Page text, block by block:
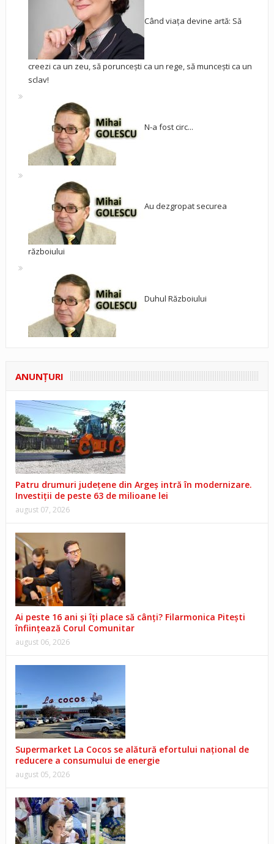
Când viața devine artă: Să
creezi ca un zeu, să poruncești ca un rege, să muncești ca un
sclav!
N-a fost circ...
Au dezgropat securea
războiului
Duhul Războiului
ANUNŢURI
Patru drumuri județene din Argeș intră în modernizare.
Investiții de peste 63 de milioane lei
august 07, 2026
Ai peste 16 ani și îți place să cânți? Filarmonica Pitești
înființează Corul Comunitar
august 06, 2026
Supermarket La Cocos se alătură efortului național de
reducere a consumului de energie
august 05, 2026